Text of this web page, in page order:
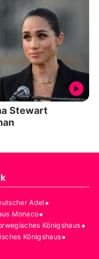
Stewart
Adel•
Monaco•
Königshaus•
Königshaus•